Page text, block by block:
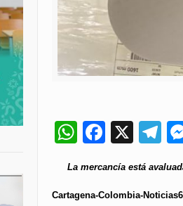
WhatsApp
X
La mercancía está
Cartagena-Colombia-